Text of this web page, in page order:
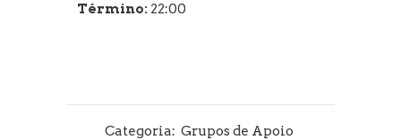
Término: 22:00
Categoria: Grupos de Apoio